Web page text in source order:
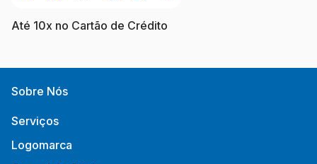
Até 10x no Cartão de Crédito
Sobre Nós
Serviços
Logomarca